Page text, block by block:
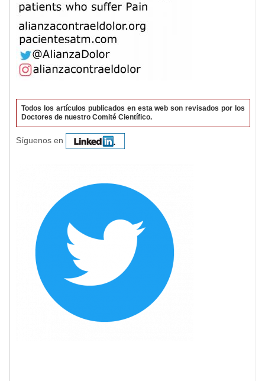
Todos los artículos publicados en esta web son revisados por los
Doctores de nuestro Comité Científico.
Síguenos en